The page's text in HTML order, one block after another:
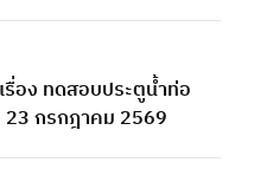
อง ทดสอบประตูน้ำท่อ
กรกฎาคม 2569